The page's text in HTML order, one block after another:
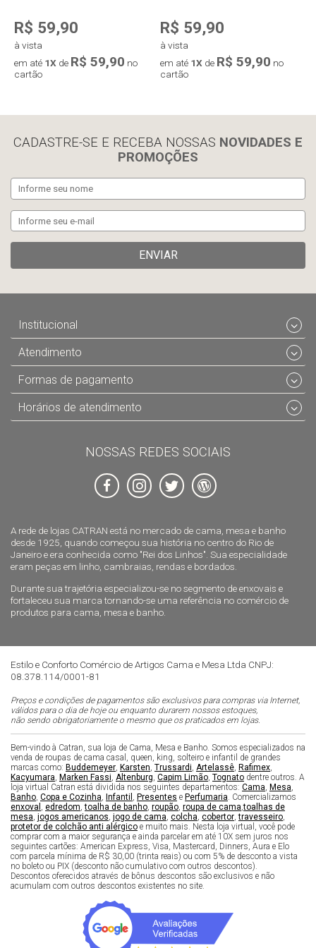
R$ 59,90
à vista
em até 1X de R$ 59,90 no
cartão
Compra rápida
R$ 59,90
à vista
em até 1X de R$ 59,90 no
cartão
Compra rápida
CADASTRE-SE E RECEBA NOSSAS NOVIDADES E
PROMOÇÕES
ENVIAR
A rede de lojas CATRAN está no mercado de cama, mesa e banho
desde 1925, quando começou sua história no centro do Rio de
Janeiro e era conhecida como "Rei dos Linhos". Sua especialidade
eram peças em linho, cambraias, rendas e bordados.
Durante sua trajetória especializou-se no segmento de enxovais e
fortaleceu sua marca tornando-se uma referência no comércio de
produtos para cama, mesa e banho.
Institucional
Atendimento
Formas de pagamento
Horários de atendimento
NOSSAS REDES SOCIAIS
Estilo e Conforto Comércio de Artigos Cama e Mesa Ltda CNPJ:
08.378.114/0001-81
Preços e condições de pagamentos são exclusivos para compras via Internet,
válidos para o dia de hoje ou enquanto durarem nossos estoques,
não sendo obrigatoriamente o mesmo que os praticados em lojas.
Bem-vindo à Catran, sua loja de Cama, Mesa e Banho. Somos especializados na
venda de roupas de cama casal, queen, king, solteiro e infantil de grandes
marcas como: Buddemeyer Karsten Trussardi Artelassê Rafimex
Kacyumara Marken Fassi Altenburg Capim Limão Tognato dentre outros. A
loja virtual Catran está dividida nos seguintes departamentos: Cama Mesa
Banho Copa e Cozinha Infantil Presentes e Perfumaria . Comercializamos
enxoval
edredom ,toalha de banho roupão roupa de cama ,toalhas de
mesa jogos americanos jogo de cama colcha cobertor ,travesseiro
protetor de colchão anti alérgico e muito mais. Nesta loja virtual, você pode
comprar com a maior segurança e ainda parcelar em até 10X sem juros nos
seguintes cartões: American Express, Visa, Mastercard, Dinners, Aura e Elo
com parcela mínima de R$ 30,00 (trinta reais) ou com 5% de desconto a vista
no boleto ou PIX (desconto não cumulativo com outros descontos).
Descontos oferecidos através de bônus descontos são exclusivos e não
acumulam com outros descontos existentes no site.